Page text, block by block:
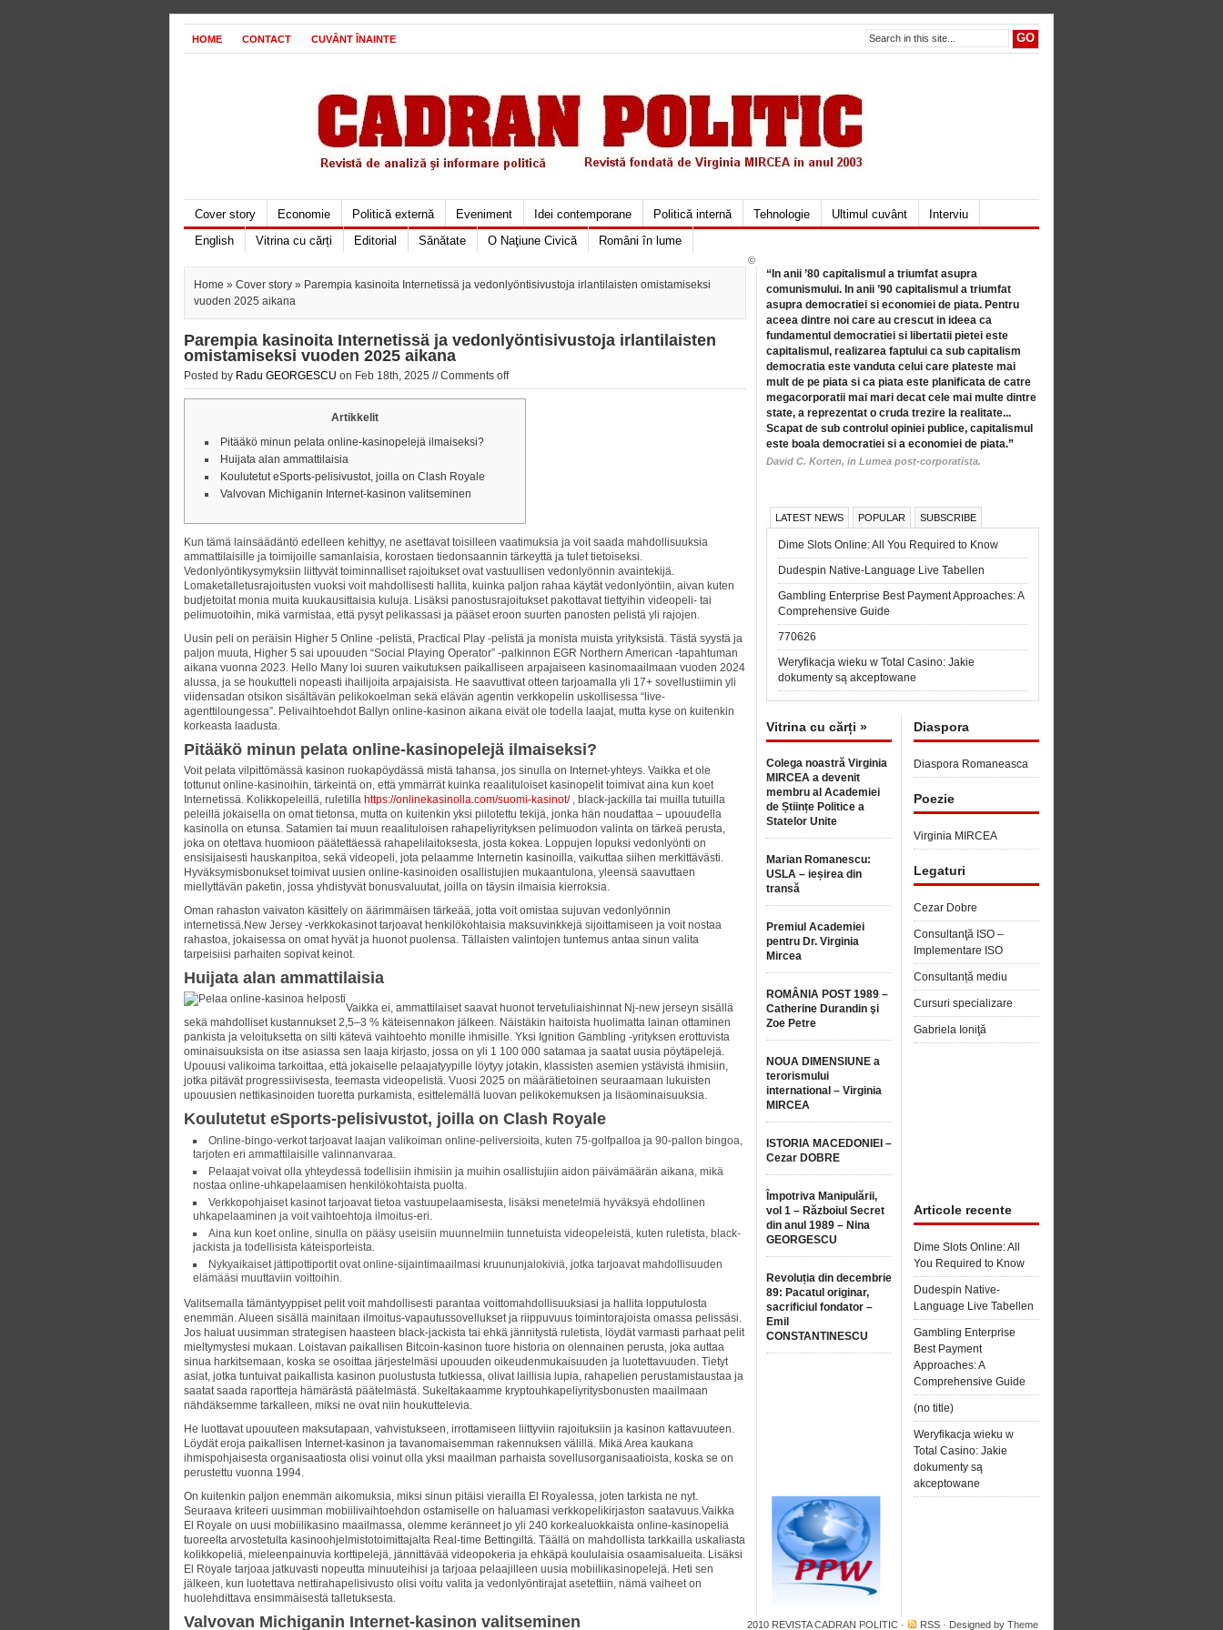
HOME CONTACT CUVÂNT ÎNAINTE
Cover story Economie Politică externă Eveniment Idei contemporane Politică internă Tehnologie Ultimul cuvânt
Interviu
English
Vitrina cu cărți Editorial Sănătate O Naţiune Civică Români în lume
Home » Cover story » Parempia kasinoita Internetissä ja vedonlyöntisivustoja irlantilaisten omistamiseksi
vuoden 2025 aikana
Parempia kasinoita Internetissä ja vedonlyöntisivustoja irlantilaisten
omistamiseksi vuoden 2025 aikana
Posted by Radu GEORGESCU on Feb 18th, 2025 //Comments off
Artikkelit
Pitääkö minun pelata online-kasinopelejä ilmaiseksi?
Huijata alan ammattilaisia
Koulutetut eSports-pelisivustot, joilla on Clash Royale
Valvovan Michiganin Internet-kasinon valitseminen
Kun tämä lainsäädäntö edelleen kehittyy, ne asettavat toisilleen vaatimuksia ja voit saada mahdollisuuksia
ammattilaisille ja toimijoille samanlaisia, korostaen tiedonsaannin tärkeyttä ja tulet tietoiseksi.
Vedonlyöntikysymyksiin liittyvät toiminnalliset rajoitukset ovat vastuullisen vedonlyönnin avaintekijä.
Lomaketalletusrajoitusten vuoksi voit mahdollisesti hallita, kuinka paljon rahaa käytät vedonlyöntiin, aivan kuten
budjetoitat monia muita kuukausittaisia ​​kuluja. Lisäksi panostusrajoitukset pakottavat tiettyihin videopeli- tai
pelimuotoihin, mikä varmistaa, että pysyt pelikassasi ja pääset eroon suurten panosten pelistä yli rajojen.
Uusin peli on peräisin Higher 5 Online -pelistä, Practical Play -pelistä ja monista muista yrityksistä. Tästä syystä ja
paljon muuta, Higher 5 sai upouuden “Social Playing Operator” -palkinnon EGR Northern American -tapahtuman
aikana vuonna 2023. Hello Many loi suuren vaikutuksen paikalliseen arpajaiseen kasinomaailmaan vuoden 2024
alussa, ja se houkutteli nopeasti ihailijoita arpajaisista. He saavuttivat otteen tarjoamalla yli 17+ sovellustiimin yli
viidensadan otsikon sisältävän pelikokoelman sekä elävän agentin verkkopelin uskollisessa “live-
agenttiloungessa”. Pelivaihtoehdot Ballyn online-kasinon aikana eivät ole todella laajat, mutta kyse on kuitenkin
korkeasta laadusta.
Pitääkö minun pelata online-kasinopelejä ilmaiseksi?
Voit pelata vilpittömässä kasinon ruokapöydässä mistä tahansa, jos sinulla on Internet-yhteys. Vaikka et ole
tottunut online-kasinoihin, tärkeintä on, että ymmärrät kuinka reaalituloiset kasinopelit toimivat aina kun koet
Internetissä. Kolikkopeleillä, ruletilla https://onlinekasinolla.com/suomi-kasinot/, black-jackilla tai muilla tutuilla
peleillä jokaisella on omat tietonsa, mutta on kuitenkin yksi piilotettu tekijä, jonka hän noudattaa – upouudella
kasinolla on etunsa. Satamien tai muun reaalituloisen rahapeliyrityksen pelimuodon valinta on tärkeä perusta,
joka on otettava huomioon päätettäessä rahapelilaitoksesta, josta kokea. Loppujen lopuksi vedonlyönti on
ensisijaisesti hauskanpitoa, sekä videopeli, jota pelaamme Internetin kasinoilla, vaikuttaa siihen merkittävästi.
Hyväksymisbonukset toimivat uusien online-kasinoiden osallistujien mukaantulona, ​​yleensä saavuttaen
miellyttävän paketin, jossa yhdistyvät bonusvaluutat, joilla on täysin ilmaisia ​​kierroksia.
Oman rahaston vaivaton käsittely on äärimmäisen tärkeää, jotta voit omistaa sujuvan vedonlyönnin
internetissä.New Jersey -verkkokasinot tarjoavat henkilökohtaisia ​​maksuvinkkejä sijoittamiseen ja voit nostaa
rahastoa, jokaisessa on omat hyvät ja huonot puolensa. Tällaisten valintojen tuntemus antaa sinun valita
tarpeisiisi parhaiten sopivat keinot.
Huijata alan ammattilaisia
Vaikka ei, ammattilaiset saavat huonot tervetuliaishinnat Nj-new jerseyn sisällä
sekä mahdolliset kustannukset 2,5–3 % käteisennakon jälkeen. Näistäkin haitoista huolimatta lainan ottaminen
pankista ja veloituksetta on silti kätevä vaihtoehto monille ihmisille. Yksi Ignition Gambling -yrityksen erottuvista
ominaisuuksista on itse asiassa sen laaja kirjasto, jossa on yli 1 100 000 satamaa ja saatat uusia pöytäpelejä.
Upouusi valikoima tarkoittaa, että jokaiselle pelaajatyypille löytyy jotakin, klassisten asemien ystävistä ihmisiin,
jotka pitävät progressiivisesta, teemasta videopelistä. Vuosi 2025 on määrätietoinen seuraamaan lukuisten
upouusien nettikasinoiden tuoretta purkamista, esittelemällä luovan pelikokemuksen ja lisäominaisuuksia.
Koulutetut eSports-pelisivustot, joilla on Clash Royale
Online-bingo-verkot tarjoavat laajan valikoiman online-peliversioita, kuten 75-golfpalloa ja 90-pallon bingoa,
tarjoten eri ammattilaisille valinnanvaraa.
Pelaajat voivat olla yhteydessä todellisiin ihmisiin ja muihin osallistujiin aidon päivämäärän aikana, mikä
nostaa online-uhkapelaamisen henkilökohtaista puolta.
Verkkopohjaiset kasinot tarjoavat tietoa vastuupelaamisesta, lisäksi menetelmiä hyväksyä ehdollinen
uhkapelaaminen ja voit vaihtoehtoja ilmoitus-eri.
Aina kun koet online, sinulla on pääsy useisiin muunnelmiin tunnetuista videopeleistä, kuten ruletista, black-
jackista ja todellisista käteisporteista.
Nykyaikaiset jättipottiportit ovat online-sijaintimaailmasi kruununjalokiviä, jotka tarjoavat mahdollisuuden
elämääsi muuttaviin voittoihin.
Valitsemalla tämäntyyppiset pelit voit mahdollisesti parantaa voittomahdollisuuksiasi ja hallita lopputulosta
enemmän. Alueen sisällä mainitaan ilmoitus-vapautussovellukset ja riippuvuus toimintorajoista omassa pelissäsi.
Jos haluat uusimman strategisen haasteen black-jackista tai ehkä jännitystä ruletista, löydät varmasti parhaat pelit
mieltymystesi mukaan. Loistavan paikallisen Bitcoin-kasinon tuore historia on olennainen perusta, joka auttaa
sinua harkitsemaan, koska se osoittaa järjestelmäsi upouuden oikeudenmukaisuuden ja luotettavuuden. Tietyt
asiat, jotka tuntuivat paikallista kasinon puolustusta tutkiessa, olivat laillisia lupia, rahapelien perustamistaustaa ja
saatat saada raportteja hämärästä päätelmästä. Sukeltakaamme kryptouhkapeliyritysbonusten maailmaan
nähdäksemme tarkalleen, miksi ne ovat niin houkuttelevia.
He luottavat upouuteen maksutapaan, vahvistukseen, irrottamiseen liittyviin rajoituksiin ja kasinon kattavuuteen.
Löydät eroja paikallisen Internet-kasinon ja tavanomaisemman rakennuksen välillä. Mikä Area kaukana
ihmispohjaisesta organisaatiosta olisi voinut olla yksi maailman parhaista sovellusorganisaatioista, koska se on
perustettu vuonna 1994.
On kuitenkin paljon enemmän aikomuksia, miksi sinun pitäisi vierailla El Royalessa, joten tarkista ne nyt.
Seuraava kriteeri uusimman mobiilivaihtoehdon ostamiselle on haluamasi verkkopelikirjaston saatavuus.Vaikka
El Royale on uusi mobiilikasino maailmassa, olemme keränneet jo yli 240 korkealuokkaista online-kasinopeliä
tuoreelta arvostetulta kasinoohjelmistotoimittajalta Real-time Bettingiltä. Täällä on mahdollista tarkkailla uskaliasta
kolikkopeliä, mieleenpainuvia korttipelejä, jännittävää videopokeria ja ehkäpä koululaisia ​​osaamisalueita. Lisäksi
El Royale tarjoaa jatkuvasti nopeutta minuuteihisi ja tarjoaa pelaajilleen uusia mobiilikasinopelejä. Heti sen
jälkeen, kun luotettava nettirahapelisivusto olisi voitu valita ja vedonlyöntirajat asetettiin, nämä vaiheet on
huolehdittava ensimmäisestä talletuksesta.
Valvovan Michiganin Internet-kasinon valitseminen
“In anii ’80 capitalismul a triumfat asupra
comunismului. In anii ’90 capitalismul a triumfat
asupra democratiei si economiei de piata. Pentru
aceea dintre noi care au crescut in ideea ca
fundamentul democratiei si libertatii pietei este
capitalismul, realizarea faptului ca sub capitalism
democratia este vanduta celui care plateste mai
mult de pe piata si ca piata este planificata de catre
megacorporatii mai mari decat cele mai multe dintre
state, a reprezentat o cruda trezire la realitate...
Scapat de sub controlul opiniei publice, capitalismul
este boala democratiei si a economiei de piata.”
David C. Korten, in Lumea post-corporatista.
LATEST NEWS POPULAR SUBSCRIBE
Dime Slots Online: All You Required to Know
Dudespin Native-Language Live Tabellen
Gambling Enterprise Best Payment Approaches: A
Comprehensive Guide
770626
Weryfikacja wieku w Total Casino: Jakie
dokumenty są akceptowane
Vitrina cu cărți »
Colega noastră Virginia
MIRCEA a devenit
membru al Academiei
de Științe Politice a
Statelor Unite
Marian Romanescu:
USLA – ieșirea din
transă
Premiul Academiei
pentru Dr. Virginia
Mircea
ROMÂNIA POST 1989 –
Catherine Durandin şi
Zoe Petre
NOUA DIMENSIUNE a
terorismului
international – Virginia
MIRCEA
ISTORIA MACEDONIEI –
Cezar DOBRE
Împotriva Manipulării,
vol 1 – Războiul Secret
din anul 1989 – Nina
GEORGESCU
Revoluția din decembrie
89: Pacatul originar,
sacrificiul fondator –
Emil
CONSTANTINESCU
Diaspora
Diaspora Romaneasca
Poezie
Virginia MIRCEA
Legaturi
Cezar Dobre
Consultanţă ISO –
Implementare ISO
Consultanță mediu
Cursuri specializare
Gabriela Ioniţă
Articole recente
Dime Slots Online: All
You Required to Know
Dudespin Native-
Language Live Tabellen
Gambling Enterprise
Best Payment
Approaches: A
Comprehensive Guide
(no title)
Weryfikacja wieku w
Total Casino: Jakie
dokumenty są
akceptowane
©
2010 REVISTA CADRAN POLITIC · RSS · Designed by Theme